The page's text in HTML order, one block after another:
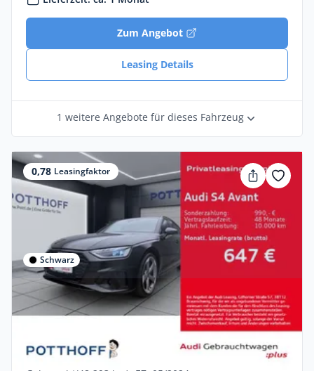
Zum Angebot
Leasing Details
1 weitere Angebote für dieses Fahrzeug
0,78 Leasingfaktor
Schwarz
Privat & Gewerbe
Audi S4 Avant Q PANO NAVI VIRTUAL
Diesel •Automatik •341 PS (251 kW)